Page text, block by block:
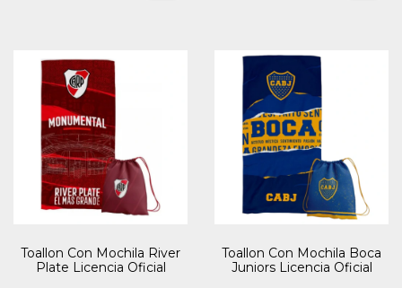
Toallon Con Mochila River
Plate Licencia Oficial
Toallon Con Mochila Boca
Juniors Licencia Oficial